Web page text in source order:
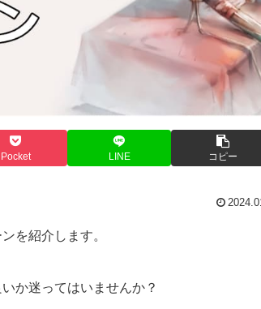
Pocket LINE コピー
を紹介します。
か迷ってはいませんか？